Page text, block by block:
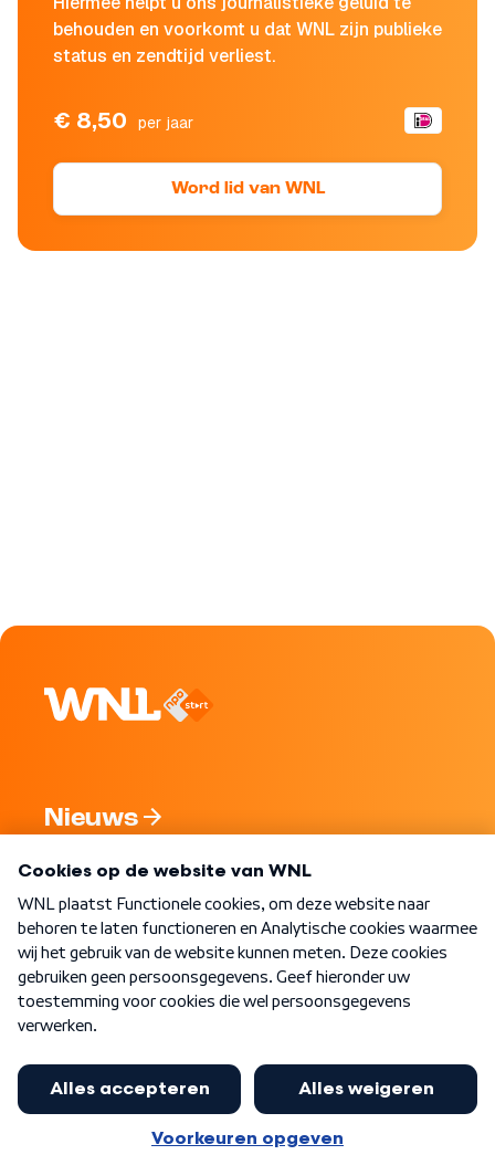
behouden en voorkomt u dat WNL zijn publieke
status en zendtijd verliest.
€ 8,50 per jaar
Word lid van WNL
Nieuws
Nieuwsbrief
Word Lid